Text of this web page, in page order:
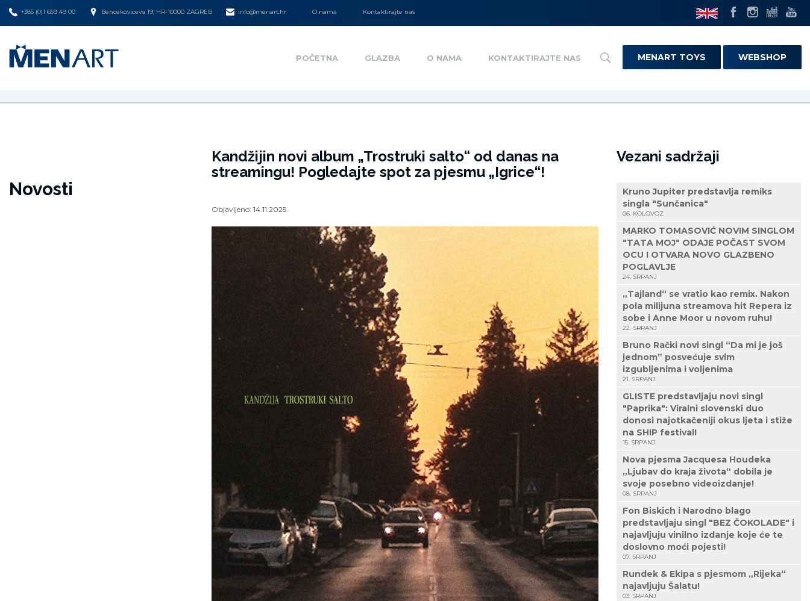
+385 (0)1 659 49 00 Bencekoviceva 19, HR-10000 ZAGREB info@menart.hr O nama Kontaktirajte nas
POČETNA GLAZBA O NAMA KONTAKTIRAJTE NAS MENART TOYS WEBSHOP
Novosti
Kandžijin novi album „Trostruki salto“ od danas na
streamingu! Pogledajte spot za pjesmu „Igrice“!
Objavljeno: 14.11.2025.
Vezani sadržaji
Kruno Jupiter predstavlja remiks
singla "Sunčanica"
06. KOLOVOZ
MARKO TOMASOVIĆ NOVIM SINGLOM
"TATA MOJ" ODAJE POČAST SVOM
OCU I OTVARA NOVO GLAZBENO
POGLAVLJE
24. SRPANJ
„Tajland“ se vratio kao remix. Nakon
pola milijuna streamova hit Repera iz
sobe i Anne Moor u novom ruhu!
22. SRPANJ
Bruno Rački novi singl “Da mi je još
jednom” posvećuje svim
izgubljenima i voljenima
21. SRPANJ
GLISTE predstavljaju novi singl
"Paprika": Viralni slovenski duo
donosi najotkačeniji okus ljeta i stiže
na SHIP festival!
15. SRPANJ
Nova pjesma Jacquesa Houdeka
„Ljubav do kraja života“ dobila je
svoje posebno videoizdanje!
08. SRPANJ
Fon Biskich i Narodno blago
predstavljaju singl "BEZ ČOKOLADE" i
najavljuju vinilno izdanje koje će te
doslovno moći pojesti!
07. SRPANJ
Rundek & Ekipa s pjesmom „Rijeka“
najavljuju Šalatu!
03. SRPANJ